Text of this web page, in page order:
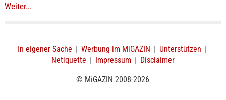
Weiter...
In eigener Sache | Werbung im MiGAZIN | Unterstützen |
Netiquette | Impressum | Disclaimer
© MiGAZIN 2008-2026